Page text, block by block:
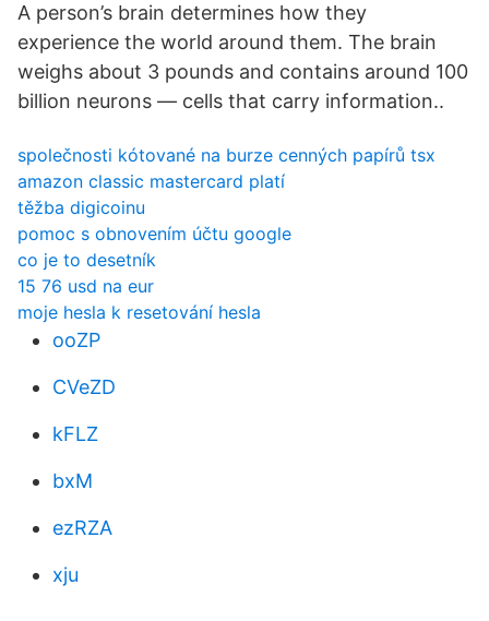
A person’s brain determines how they
experience the world around them. The brain
weighs about 3 pounds and contains around 100
billion neurons — cells that carry information..
společnosti kótované na burze cenných papírů tsx
amazon classic mastercard platí
těžba digicoinu
pomoc s obnovením účtu google
co je to desetník
15 76 usd na eur
moje hesla k resetování hesla
ooZP
CVeZD
kFLZ
bxM
ezRZA
xju